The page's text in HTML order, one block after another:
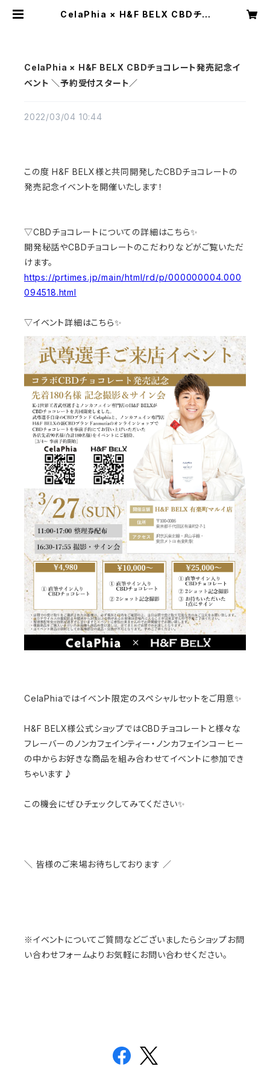
CelaPhia × H&F BELX CBDチョ
CelaPhia × H&F BELX CBDチョコレート発売記念イ
ベント ＼予約受付スタート／
2022/03/04 10:44
この度 H&F BELX様と共同開発したCBDチョコレートの
発売記念イベントを開催いたします！
▽CBDチョコレートについての詳細はこちら✨
開発秘話やCBDチョコレートのこだわりなどがご覧いただ
けます。
https://prtimes.jp/main/html/rd/p/000000004.000
094518.html
▽イベント詳細はこちら✨
CelaPhiaではイベント限定のスペシャルセットをご用意✨
H&F BELX様公式ショップではCBDチョコレートと様々な
フレーバーのノンカフェインティー・ノンカフェインコーヒー
の中からお好きな商品を組み合わせてイベントに参加でき
ちゃいます♪
この機会にぜひチェックしてみてください✨
＼ 皆様のご来場お待ちしております ／
※イベントについてご質問などございましたらショップお問
い合わせフォームよりお気軽にお問い合わせください。